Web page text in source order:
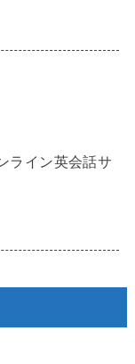
ライン英会話サ